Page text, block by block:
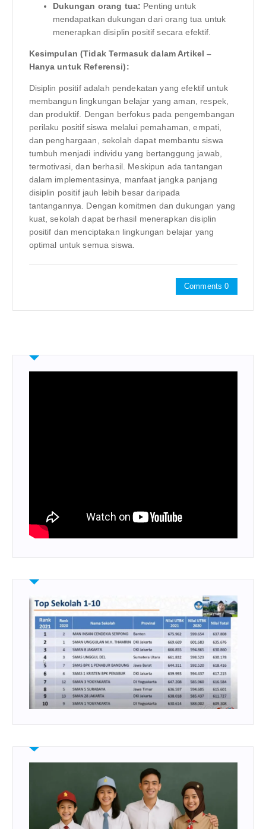
Dukungan orang tua: Penting untuk
mendapatkan dukungan dari orang tua untuk
menerapkan disiplin positif secara efektif.
Kesimpulan (Tidak Termasuk dalam Artikel –
Hanya untuk Referensi):
Disiplin positif adalah pendekatan yang efektif untuk
membangun lingkungan belajar yang aman, respek,
dan produktif. Dengan berfokus pada pengembangan
perilaku positif siswa melalui pemahaman, empati,
dan penghargaan, sekolah dapat membantu siswa
tumbuh menjadi individu yang bertanggung jawab,
termotivasi, dan berhasil. Meskipun ada tantangan
dalam implementasinya, manfaat jangka panjang
disiplin positif jauh lebih besar daripada
tantangannya. Dengan komitmen dan dukungan yang
kuat, sekolah dapat berhasil menerapkan disiplin
positif dan menciptakan lingkungan belajar yang
optimal untuk semua siswa.
Comments 0